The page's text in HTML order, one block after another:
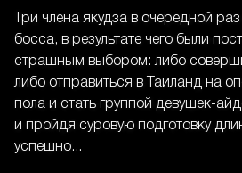
Три члена якудза в очередной
босса, в результате чего были
страшным выбором: либо
либо отправиться в Таиланд на
пола и стать группой девушек-
и пройдя суровую подготовку
успешно...